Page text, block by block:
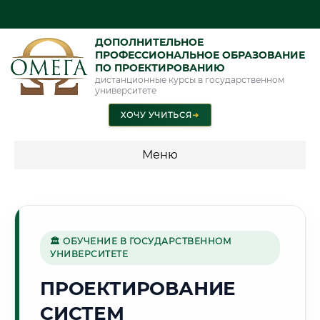
ДОПОЛНИТЕЛЬНОЕ
ПРОФЕССИОНАЛЬНОЕ ОБРАЗОВАНИЕ
ПО ПРОЕКТИРОВАНИЮ
дистанционные курсы в государственном
университете
ХОЧУ УЧИТЬСЯ➜
Меню
🌨️
Г. АРХАНГЕЛЬСК
🏛 ОБУЧЕНИЕ В ГОСУДАРСТВЕННОМ
УНИВЕРСИТЕТЕ
ПРОЕКТИРОВАНИЕ
СИСТЕМ